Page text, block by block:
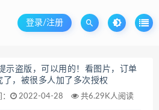
登录/注册
示盗版，可以用的！看图片，订单
了，被很多人加了多次授权
2022-04-28 共6.29K人阅读